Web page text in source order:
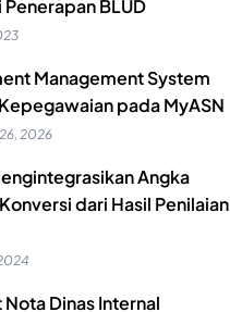
Penerapan BLUD
Management System
pada MyASN
2026
Angka
dari Hasil Penilaian
Nota Dinas Internal